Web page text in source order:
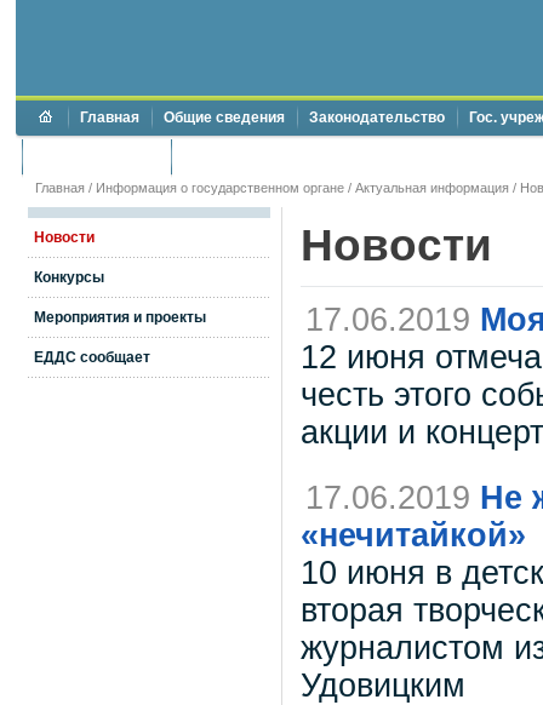
Главная Общие сведения Законодательство Гос.
Главная / Информация о государственном органе / Актуальная информация /
Новости
Конкурсы
Мероприятия и проекты
ЕДДС сообщает
Новости
17.06.2019
12 июня
честь этого
акции и
17.06.2019 Не
«нечитайкой»
10 июня в
вторая
журналистом
Удовицким